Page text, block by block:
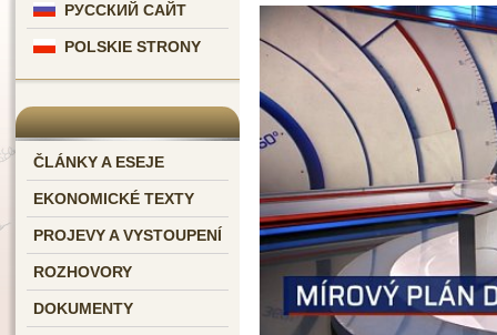
РУССКИЙ САЙТ
POLSKIE STRONY
ČLÁNKY A ESEJE
EKONOMICKÉ TEXTY
PROJEVY A VYSTOUPENÍ
ROZHOVORY
DOKUMENTY